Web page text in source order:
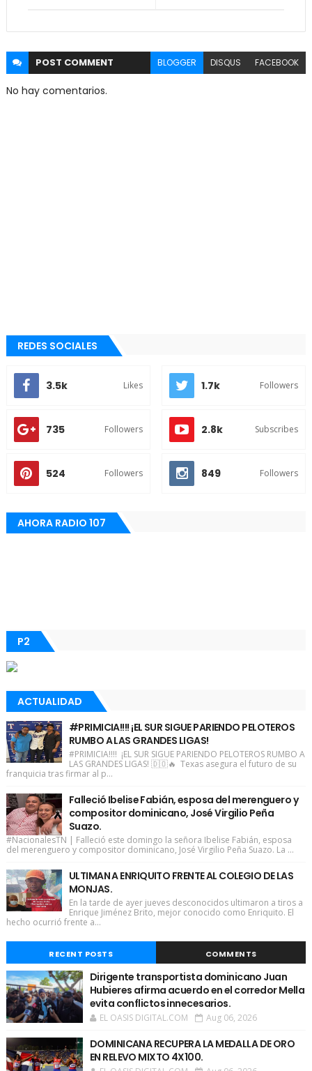
POST COMMENT BLOGGER DISQUS FACEBOOK
No hay comentarios.
REDES SOCIALES
3.5k Likes 1.7k Followers
735 Followers 2.8k Subscribes
524 Followers 849 Followers
AHORA RADIO 107
P2
ACTUALIDAD
#PRIMICIA!!!! ¡EL SUR SIGUE PARIENDO PELOTEROS
RUMBO A LAS GRANDES LIGAS!
#PRIMICIA!!!! ¡EL SUR SIGUE PARIENDO PELOTEROS RUMBO A
LAS GRANDES LIGAS! 🇩🇴🔥 Texas asegura el futuro de su
franquicia tras firmar al p...
Falleció Ibelise Fabián, esposa del merenguero y
compositor dominicano, José Virgilio Peña
Suazo.
#NacionalesTN | Falleció este domingo la señora Ibelise Fabián, esposa
del merenguero y compositor dominicano, José Virgilio Peña Suazo. La ...
ULTIMAN A ENRIQUITO FRENTE AL COLEGIO DE LAS
MONJAS.
En la tarde de ayer jueves desconocidos ultimaron a tiros a
Enrique Jiménez Brito, mejor conocido como Enriquito. El
hecho ocurrió frente a...
RECENT POSTS COMMENTS
Dirigente transportista dominicano Juan
Hubieres afirma acuerdo en el corredor Mella
evita conflictos innecesarios.
EL OASIS DIGITAL.COM Aug 06, 2026
DOMINICANA RECUPERA LA MEDALLA DE ORO
EN RELEVO MIXTO 4X100.